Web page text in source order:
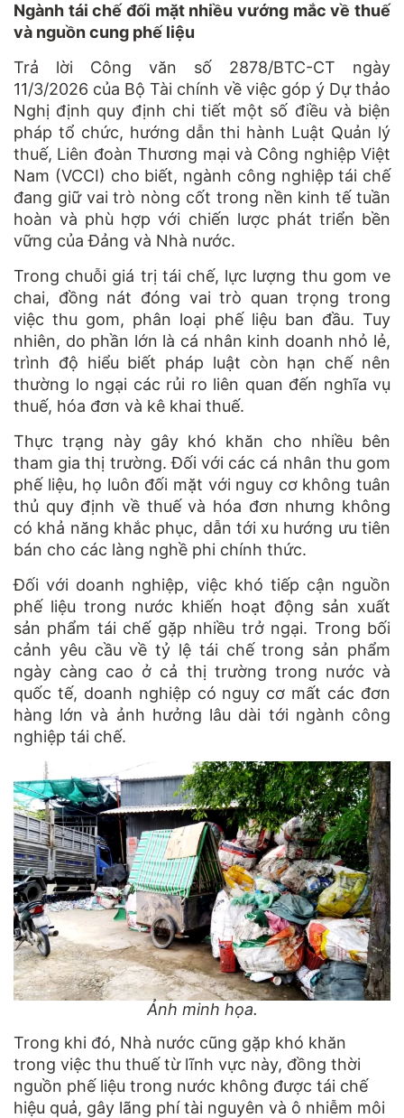
Ngành tái chế đối mặt nhiều vướng mắc về thuế
và nguồn cung phế liệu
Trả lời Công văn số 2878/BTC-CT ngày
11/3/2026 của Bộ Tài chính về việc góp ý Dự thảo
Nghị định quy định chi tiết một số điều và biện
pháp tổ chức, hướng dẫn thi hành Luật Quản lý
thuế, Liên đoàn Thương mại và Công nghiệp Việt
Nam (VCCI) cho biết, ngành công nghiệp tái chế
đang giữ vai trò nòng cốt trong nền kinh tế tuần
hoàn và phù hợp với chiến lược phát triển bền
vững của Đảng và Nhà nước.
Trong chuỗi giá trị tái chế, lực lượng thu gom ve
chai, đồng nát đóng vai trò quan trọng trong
việc thu gom, phân loại phế liệu ban đầu. Tuy
nhiên, do phần lớn là cá nhân kinh doanh nhỏ lẻ,
trình độ hiểu biết pháp luật còn hạn chế nên
thường lo ngại các rủi ro liên quan đến nghĩa vụ
thuế, hóa đơn và kê khai thuế.
Thực trạng này gây khó khăn cho nhiều bên
tham gia thị trường. Đối với các cá nhân thu gom
phế liệu, họ luôn đối mặt với nguy cơ không tuân
thủ quy định về thuế và hóa đơn nhưng không
có khả năng khắc phục, dẫn tới xu hướng ưu tiên
bán cho các làng nghề phi chính thức.
Đối với doanh nghiệp, việc khó tiếp cận nguồn
phế liệu trong nước khiến hoạt động sản xuất
sản phẩm tái chế gặp nhiều trở ngại. Trong bối
cảnh yêu cầu về tỷ lệ tái chế trong sản phẩm
ngày càng cao ở cả thị trường trong nước và
quốc tế, doanh nghiệp có nguy cơ mất các đơn
hàng lớn và ảnh hưởng lâu dài tới ngành công
nghiệp tái chế.
Ảnh minh họa.
Trong khi đó, Nhà nước cũng gặp khó khăn
trong việc thu thuế từ lĩnh vực này, đồng thời
nguồn phế liệu trong nước không được tái chế
hiệu quả, gây lãng phí tài nguyên và ô nhiễm môi